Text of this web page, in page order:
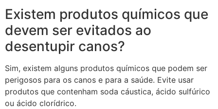
Existem produtos químicos que
devem ser evitados ao
desentupir canos?
Sim, existem alguns produtos químicos que podem ser
perigosos para os canos e para a saúde. Evite usar
produtos que contenham soda cáustica, ácido sulfúrico
ou ácido clorídrico.